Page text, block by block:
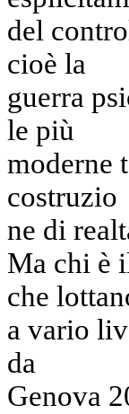
del
cioè la
guerra
le più
moderne
costruzio
ne di
Ma chi è
che
a vario
da
Genova